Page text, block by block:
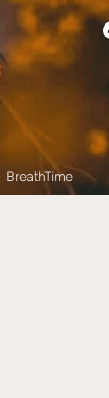
BreathTime